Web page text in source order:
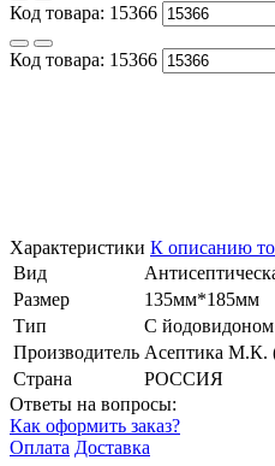
Код товара: 15366
Код товара: 15366
Характеристики К описанию
Вид
Размер
135мм*185мм
Тип
С йодовидоном
Производитель Асептика
Страна
РОССИЯ
Ответы на вопросы:
Как оформить заказ?
Оплата Доставка